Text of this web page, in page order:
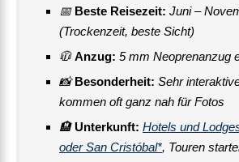
📅 Beste Reisezeit: Juni –
(Trockenzeit, beste Sicht)
🧥Anzug: 5 mm Neoprenanzug
📸Besonderheit: Sehr
kommen oft ganz nah für Fotos
🏨 Unterkunft: Hotels und
oder San Cristóbal*, Touren